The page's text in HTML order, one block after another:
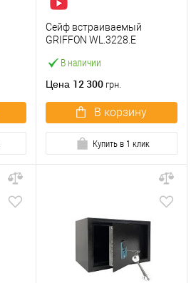
В наличии
Сейф встраиваемый
GRIFFON WL.3228.E
Цена 12 300 грн.
В корзину
Купить в 1 клик